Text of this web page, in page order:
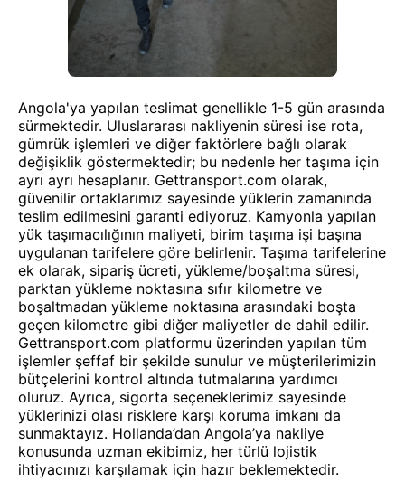
Angola'ya yapılan teslimat genellikle 1-5 gün arasında
sürmektedir. Uluslararası nakliyenin süresi ise rota,
gümrük işlemleri ve diğer faktörlere bağlı olarak
değişiklik göstermektedir; bu nedenle her taşıma için
ayrı ayrı hesaplanır. Gettransport.com olarak,
güvenilir ortaklarımız sayesinde yüklerin zamanında
teslim edilmesini garanti ediyoruz. Kamyonla yapılan
yük taşımacılığının maliyeti, birim taşıma işi başına
uygulanan tarifelere göre belirlenir. Taşıma tarifelerine
ek olarak, sipariş ücreti, yükleme/boşaltma süresi,
parktan yükleme noktasına sıfır kilometre ve
boşaltmadan yükleme noktasına arasındaki boşta
geçen kilometre gibi diğer maliyetler de dahil edilir.
Gettransport.com platformu üzerinden yapılan tüm
işlemler şeffaf bir şekilde sunulur ve müşterilerimizin
bütçelerini kontrol altında tutmalarına yardımcı
oluruz. Ayrıca, sigorta seçeneklerimiz sayesinde
yüklerinizi olası risklere karşı koruma imkanı da
sunmaktayız. Hollanda’dan Angola’ya nakliye
konusunda uzman ekibimiz, her türlü lojistik
ihtiyacınızı karşılamak için hazır beklemektedir.